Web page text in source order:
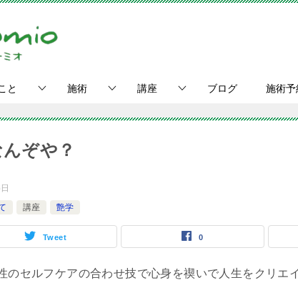
と 施術 講座 ブログ 施術予
ぞや？
講座 艶学
Tweet 0
のセルフケアの合わせ技で心身を禊いで人生をクリエ